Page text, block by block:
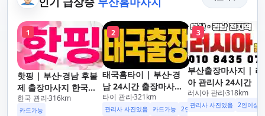
1
핫핑 | 부산·경남 후불
제 출장마사지 한국인
관리사
한국 관리 316km
카드가능
2
태국홈타이 | 부산·경
남 24시간 출장마사지
후불제/해운대,사상,광
안리,남포동,구포,덕천,
타이 관리 321km
관리사 사진있음 카드가능 2인이상 할인 업소 이벤트중
3
부산출장마사지 | 러
아 관리사 24시간
러시아 관리 318km
관리사 사진있음 2인이상